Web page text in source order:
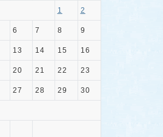
1 2
6 7 8 9
13 14 15 16
20 21 22 23
27 28 29 30